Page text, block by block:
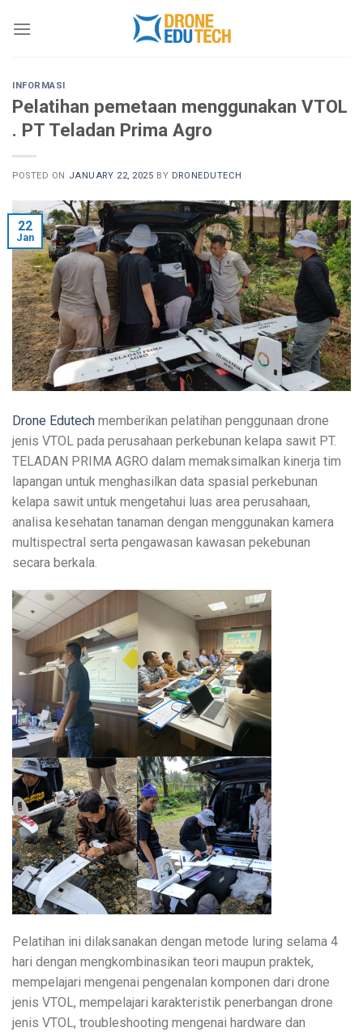
INFORMASI
Pelatihan pemetaan menggunakan VTOL
. PT Teladan Prima Agro
POSTED ON JANUARY 22, 2025 BY DRONEDUTECH
22
Jan
Drone Edutech memberikan pelatihan penggunaan drone
jenis VTOL pada perusahaan perkebunan kelapa sawit PT.
TELADAN PRIMA AGRO dalam memaksimalkan kinerja tim
lapangan untuk menghasilkan data spasial perkebunan
kelapa sawit untuk mengetahui luas area perusahaan,
analisa kesehatan tanaman dengan menggunakan kamera
multispectral serta pengawasan kawasan pekebunan
secara berkala.
Pelatihan ini dilaksanakan dengan metode luring selama 4
hari dengan mengkombinasikan teori maupun praktek,
mempelajari mengenai pengenalan komponen dari drone
jenis VTOL, mempelajari karakteristik penerbangan drone
jenis VTOL, troubleshooting mengenai hardware dan